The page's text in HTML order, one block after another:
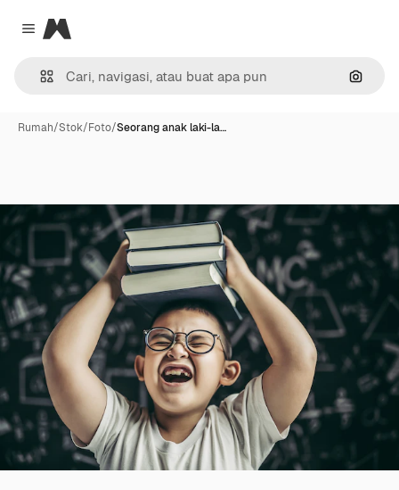
Close menu
Magnific
Rumah/Stok/Foto/Seorang anak laki-la…